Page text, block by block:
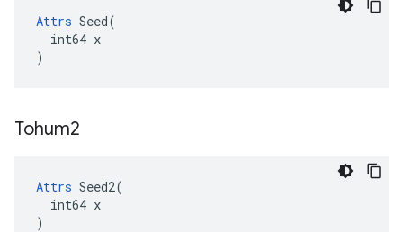
Attrs Seed(
  int64 x
)
Tohum2
Attrs Seed2(
  int64 x
)